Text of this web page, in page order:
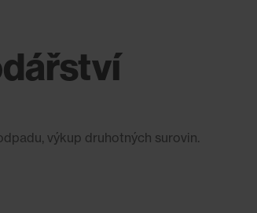
výkup druhotných surovin.